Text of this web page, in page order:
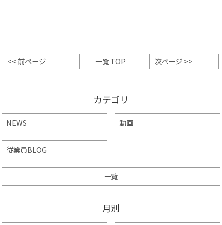
<< 前ページ 一覧 TOP 次ページ >>
カテゴリ
NEWS 動画
従業員BLOG
一覧
月別